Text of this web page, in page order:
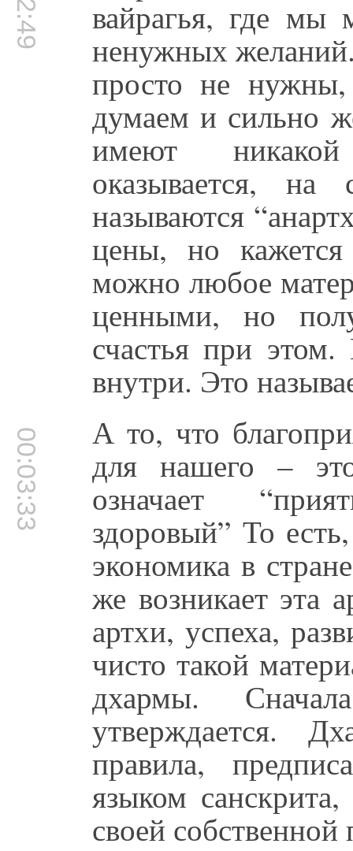
вайрагья, где мы
ненужных
просто не
думаем и сильно
имеют
оказывается,
называются
цены, но
можно любое
ценными, но
счастья при
внутри. Это
00:03:33 А то, что
для нашего –
означает
здоровый” То
экономика в
же возникает эта
артхи, успеха,
чисто такой
дхармы.
утверждается.
правила,
языком санскрита,
своей собственной